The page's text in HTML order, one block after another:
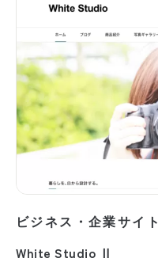
ビジネス・企業サイト
White Studio Ⅱ